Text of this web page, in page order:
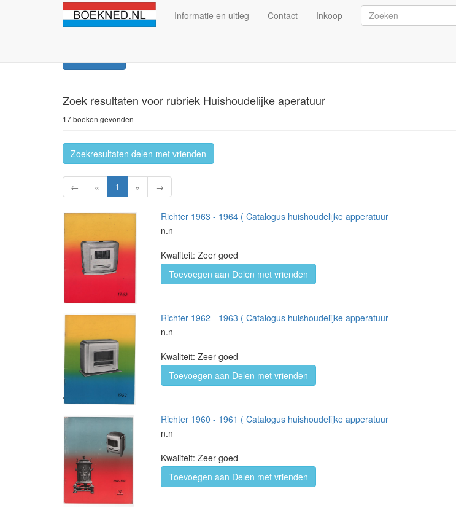
Informatie en uitleg Contact Inkoop
Rubrieken
Zoek resultaten voor rubriek Huishoudelijke aperatuur
17 boeken gevonden
Zoekresultaten delen met vrienden
← « 1 » →
Richter 1963 - 1964 ( Catalogus huishoudelijke apperatuur
n.n
Kwaliteit: Zeer goed
Toevoegen aan Delen met vrienden
Richter 1962 - 1963 ( Catalogus huishoudelijke apperatuur
n.n
Kwaliteit: Zeer goed
Toevoegen aan Delen met vrienden
Richter 1960 - 1961 ( Catalogus huishoudelijke apperatuur
n.n
Kwaliteit: Zeer goed
Toevoegen aan Delen met vrienden